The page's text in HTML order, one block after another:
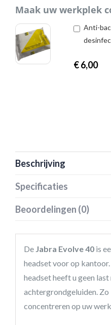
Maak uw werkplek
Anti-
€6,00
Beschrijving
Specificaties
Beoordelingen (0)
De Jabra Evolve 40 is
headset voor op
headset heeft u geen
achtergrondgeluiden.
concentreren op uw